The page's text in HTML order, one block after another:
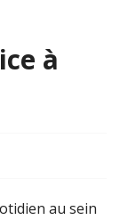
à
au sein